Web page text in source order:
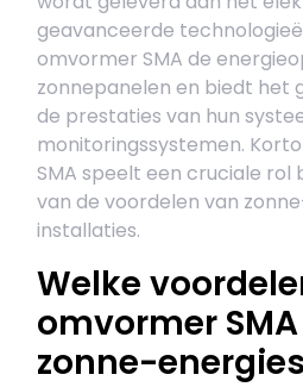
geavanceerde
omvormer SMA de
zonnepanelen en biedt het
de prestaties van hun
monitoringssystemen.
SMA speelt een cruciale rol
van de voordelen van
installaties.
Welke
omvormer
zonne-